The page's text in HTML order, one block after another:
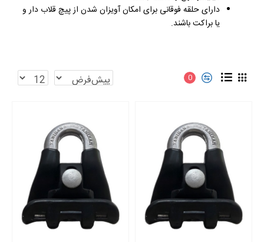
دارای حلقه فوقانی برای امکان آویزان شدن از پیچ قلاب دار و
یا براکت باشند.
0